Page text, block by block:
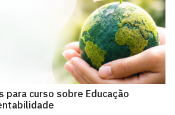
para curso sobre Educação